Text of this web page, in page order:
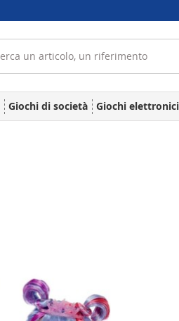
Giochi di società Giochi elettronici